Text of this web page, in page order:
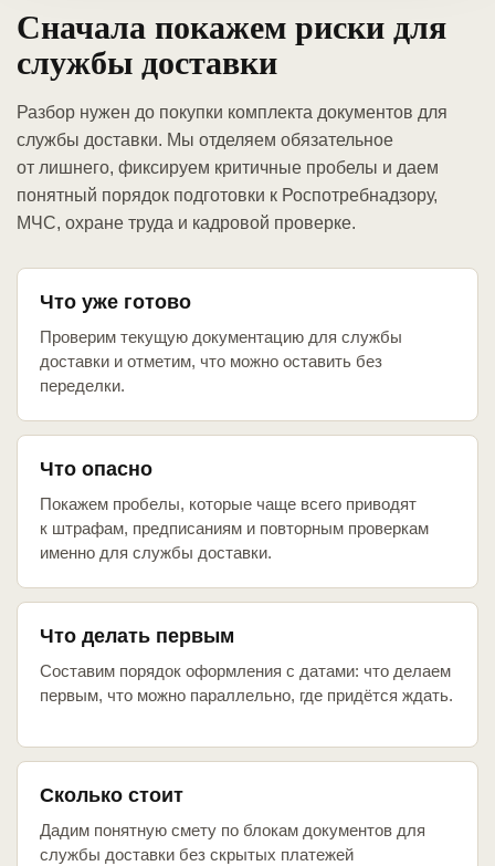
Сначала покажем риски для
службы доставки
Разбор нужен до покупки комплекта документов для
службы доставки. Мы отделяем обязательное
от лишнего, фиксируем критичные пробелы и даем
понятный порядок подготовки к Роспотребнадзору,
МЧС, охране труда и кадровой проверке.
Что уже готово
Проверим текущую документацию для службы
доставки и отметим, что можно оставить без
переделки.
Что опасно
Покажем пробелы, которые чаще всего приводят
к штрафам, предписаниям и повторным проверкам
именно для службы доставки.
Что делать первым
Составим порядок оформления с датами: что делаем
первым, что можно параллельно, где придётся ждать.
Сколько стоит
Дадим понятную смету по блокам документов для
службы доставки без скрытых платежей